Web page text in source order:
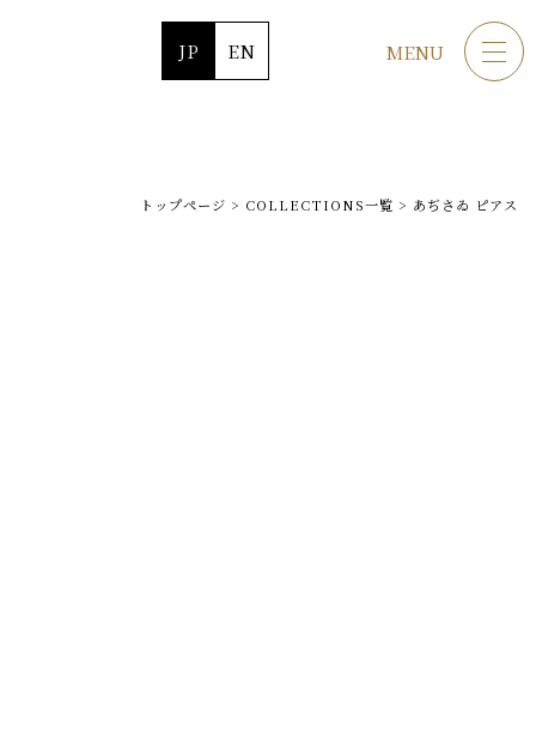
JP EN MENU
トップページ > COLLECTIONS一覧 > あぢさゐ ピアス